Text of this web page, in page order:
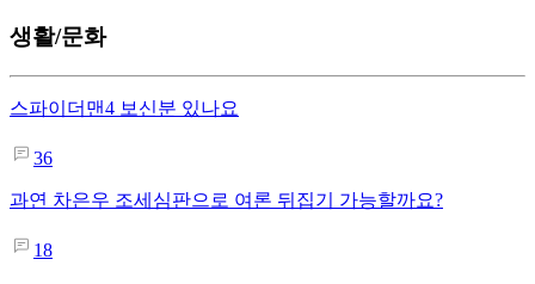
생활/문화
스파이더맨4 보신분 있나요
36
과연 차은우 조세심판으로 여론 뒤집기 가능할까요?
18